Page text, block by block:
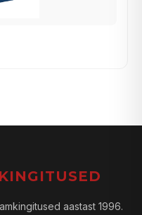
aastast 1996.